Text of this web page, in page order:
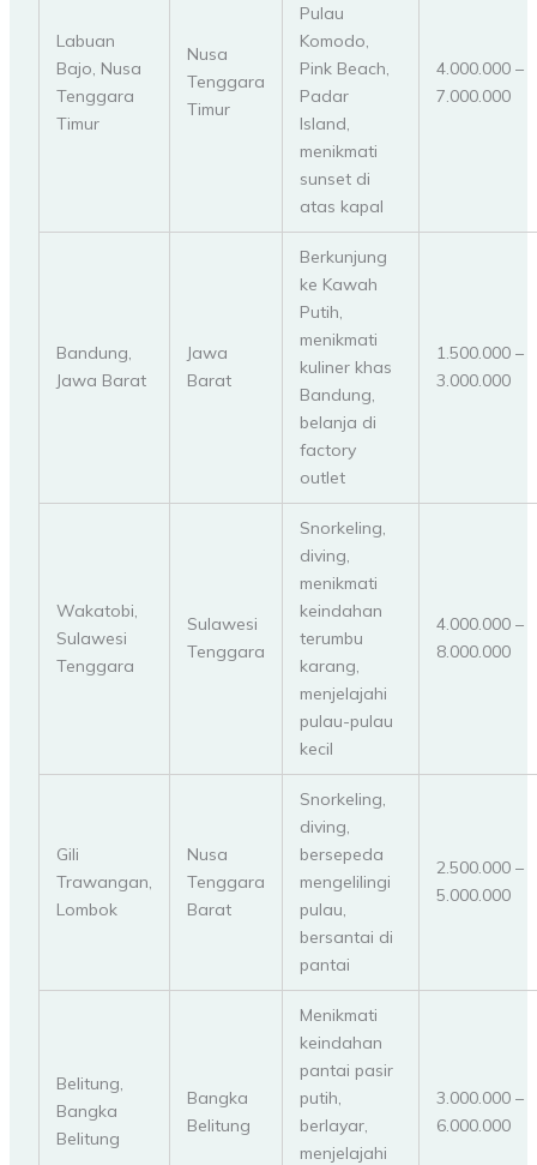
Labuan
Bajo, Nusa
Tenggara
Timur
Nusa
Tenggara
Timur
Pulau
Komodo,
Pink Beach,
Padar
Island,
menikmati
sunset di
atas kapal
4.000.000 –
7.000.000
Bandung,
Jawa Barat
Jawa
Barat
Berkunjung
ke Kawah
Putih,
menikmati
kuliner khas
Bandung,
belanja di
factory
outlet
1.500.000 –
3.000.000
Wakatobi,
Sulawesi
Tenggara
Sulawesi
Tenggara
Snorkeling,
diving,
menikmati
keindahan
terumbu
karang,
menjelajahi
pulau-pulau
kecil
4.000.000 –
8.000.000
Gili
Trawangan,
Lombok
Nusa
Tenggara
Barat
Snorkeling,
diving,
bersepeda
mengelilingi
pulau,
bersantai di
pantai
2.500.000 –
5.000.000
Belitung,
Bangka
Belitung
Bangka
Belitung
Menikmati
keindahan
pantai pasir
putih,
berlayar,
menjelajahi
3.000.000 –
6.000.000